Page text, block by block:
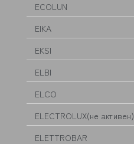
ECOLUN
EIKA
EKSI
ELBI
ELCO
ELECTROLUX(не активен)
ELETTROBAR